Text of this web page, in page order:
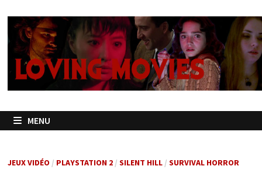
contenu
MENU
JEUX VIDÉO / PLAYSTATION 2/ SILENT HILL/ SURVIVAL HORROR